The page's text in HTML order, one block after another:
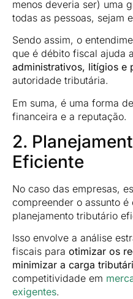
menos deveria ser) uma
todas as pessoas, sejam
Sendo assim, o
que é débito fiscal ajuda a
administrativos, litígios e
autoridade tributária.
Em suma, é uma forma
financeira e a reputação.
2.
Eficiente
No caso das empresas,
compreender o assunto
planejamento tributário
Isso envolve a análise
fiscais para otimizar os
minimizar a carga
competitividade em
exigentes.